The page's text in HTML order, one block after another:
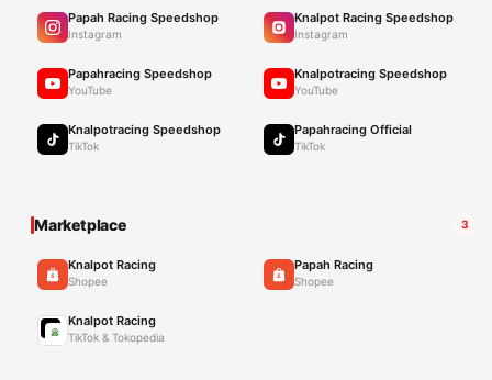
Papah Racing Speedshop
Instagram
Knalpot Racing Speedshop
Instagram
Papahracing Speedshop
YouTube
Knalpotracing Speedshop
YouTube
Knalpotracing Speedshop
TikTok
Papahracing Official
TikTok
Marketplace 3
Knalpot Racing
Shopee
Papah Racing
Shopee
Knalpot Racing
TikTok & Tokopedia